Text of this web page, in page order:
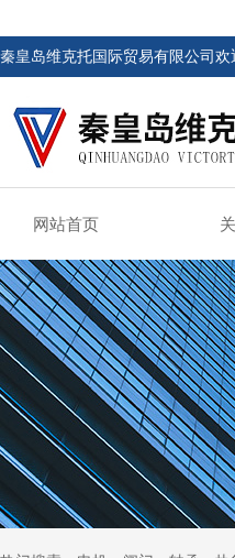
秦皇岛维克托国际贸易有限公司欢
网站首页